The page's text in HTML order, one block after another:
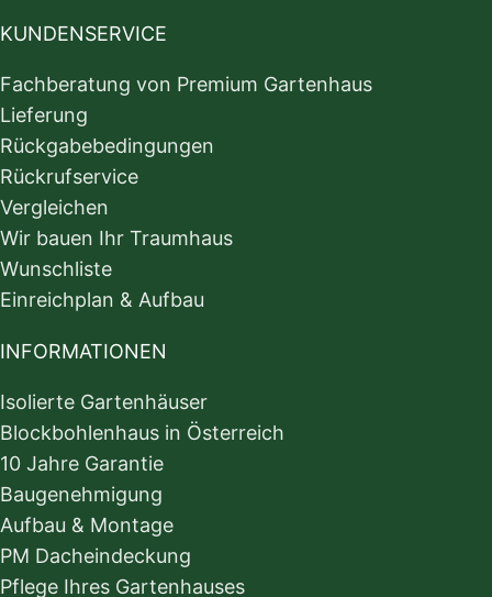
KUNDENSERVICE
Fachberatung von Premium Gartenhaus
Lieferung
Rückgabebedingungen
Rückrufservice
Vergleichen
Wir bauen Ihr Traumhaus
Wunschliste
Einreichplan & Aufbau
INFORMATIONEN
Isolierte Gartenhäuser
Blockbohlenhaus in Österreich
10 Jahre Garantie
Baugenehmigung
Aufbau & Montage
PM Dacheindeckung
Pflege Ihres Gartenhauses